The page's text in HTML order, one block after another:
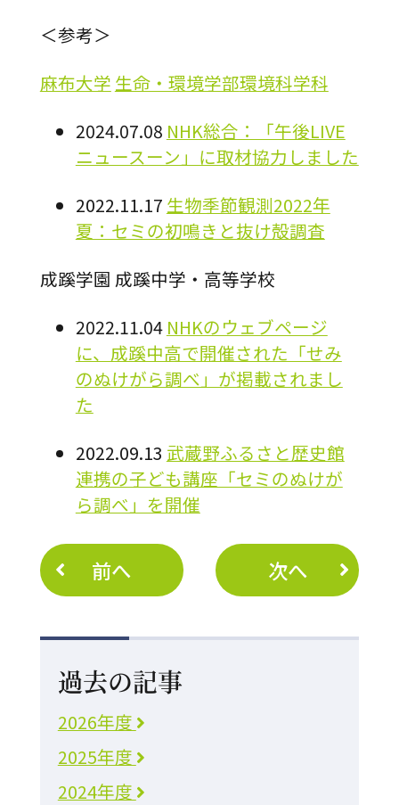
＜参考＞
麻布大学 生命・環境学部環境科学科
2024.07.08 NHK総合：「午後LIVE
ニュースーン」に取材協力しました
2022.11.17 生物季節観測2022年
夏：セミの初鳴きと抜け殻調査
成蹊学園 成蹊中学・高等学校
2022.11.04 NHKのウェブページ
に、成蹊中高で開催された「せみ
のぬけがら調べ」が掲載されまし
た
2022.09.13 武蔵野ふるさと歴史館
連携の子ども講座「セミのぬけが
ら調べ」を開催
前へ 次へ
過去の記事
2026年度
2025年度
2024年度